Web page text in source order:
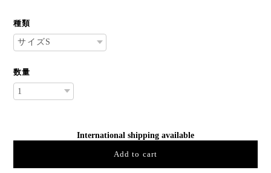
種類
数量
International shipping available
Add to cart